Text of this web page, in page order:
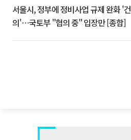
서울시, 정부에 정비사업 규제 완화 '건
의'⋯국토부 "협의 중" 입장만 [종합]